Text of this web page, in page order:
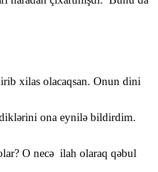
xilas olacaqsan. Onun dini
ona eynilə bildirdim.
O necə ilah olaraq qəbul